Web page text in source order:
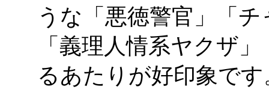
うな「悪徳警官」「
「義理人情系ヤクザ
るあたりが好印象です